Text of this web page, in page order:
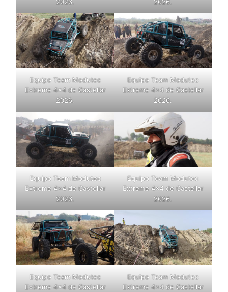
2026. 2026.
Equipo Team Modutec
Extreme 4×4 de Castellar
2026.
Equipo Team Modutec
Extreme 4×4 de Castellar
2026.
Equipo Team Modutec
Extreme 4×4 de Castellar
2026.
Equipo Team Modutec
Extreme 4×4 de Castellar
2026.
Equipo Team Modutec
Extreme 4×4 de Castellar
Equipo Team Modutec
Extreme 4×4 de Castellar